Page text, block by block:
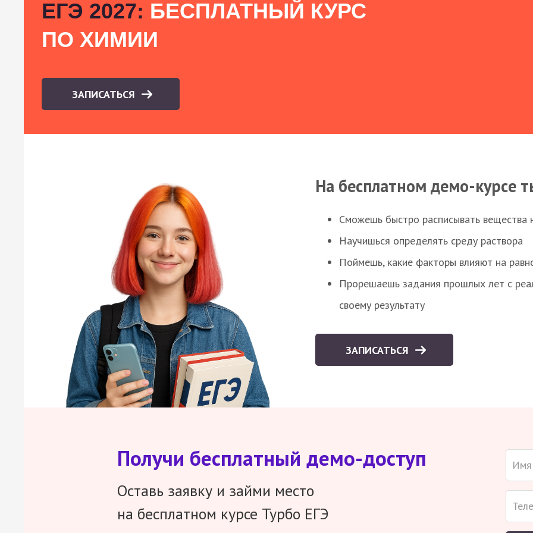
ЕГЭ 2027: БЕСПЛАТНЫЙ КУРС
ПО ХИМИИ
ЗАПИСАТЬСЯ
На бесплатном демо-курсе
Сможешь быстро расписывать вещества
Научишься определять среду раствора
Поймешь, какие факторы влияют на
Прорешаешь задания прошлых лет с
своему результату
ЗАПИСАТЬСЯ
Получи бесплатный демо-доступ
Оставь заявку и займи место
на бесплатном курсе Турбо ЕГЭ